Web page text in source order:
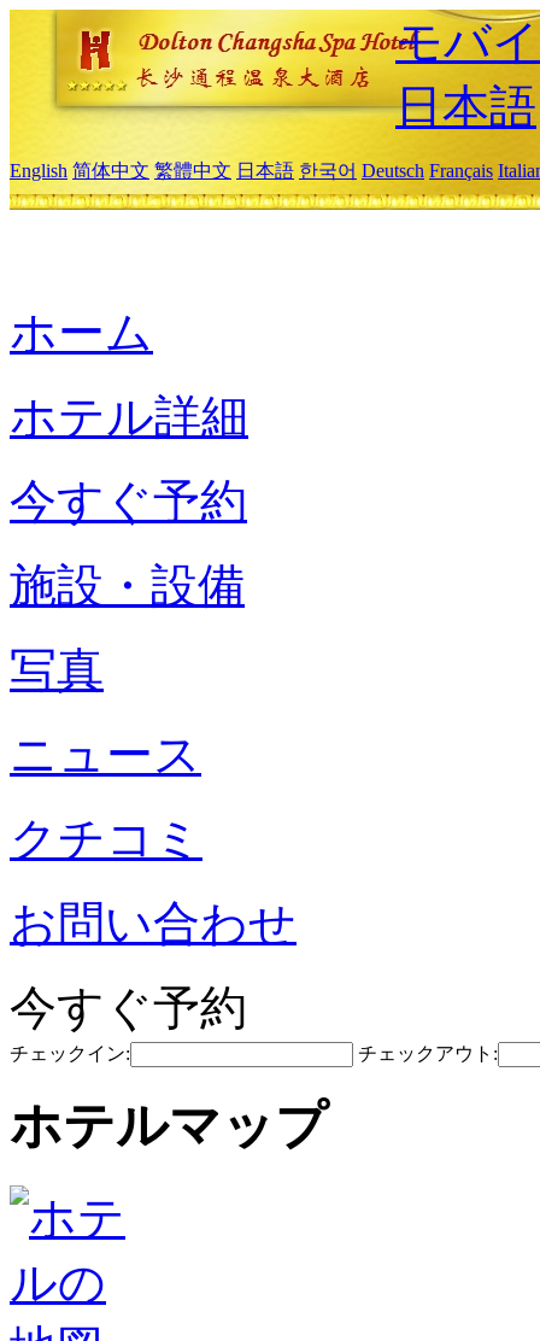
モバ
日本語
English 简体中文 繁體中文 日本語 한국어 Deutsch Français
ホーム
ホテル詳細
今すぐ予約
施設・設備
写真
ニュース
クチコミ
お問い合わせ
今すぐ予約
チェックイン: チェックアウト:
ホテルマップ